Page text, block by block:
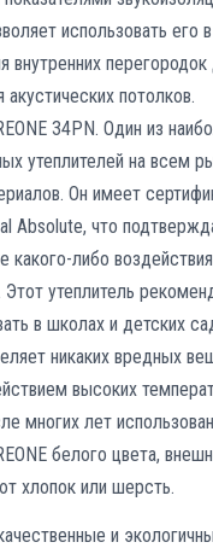
использовать его
внутренних
потолков.
34PN. Один из
утеплителей на всем
Он имеет
Absolute, что
какого-либо
Этот утеплитель
в школах и детских
никаких вредных
высоких
многих лет
белого цвета,
хлопок или шерсть.
и